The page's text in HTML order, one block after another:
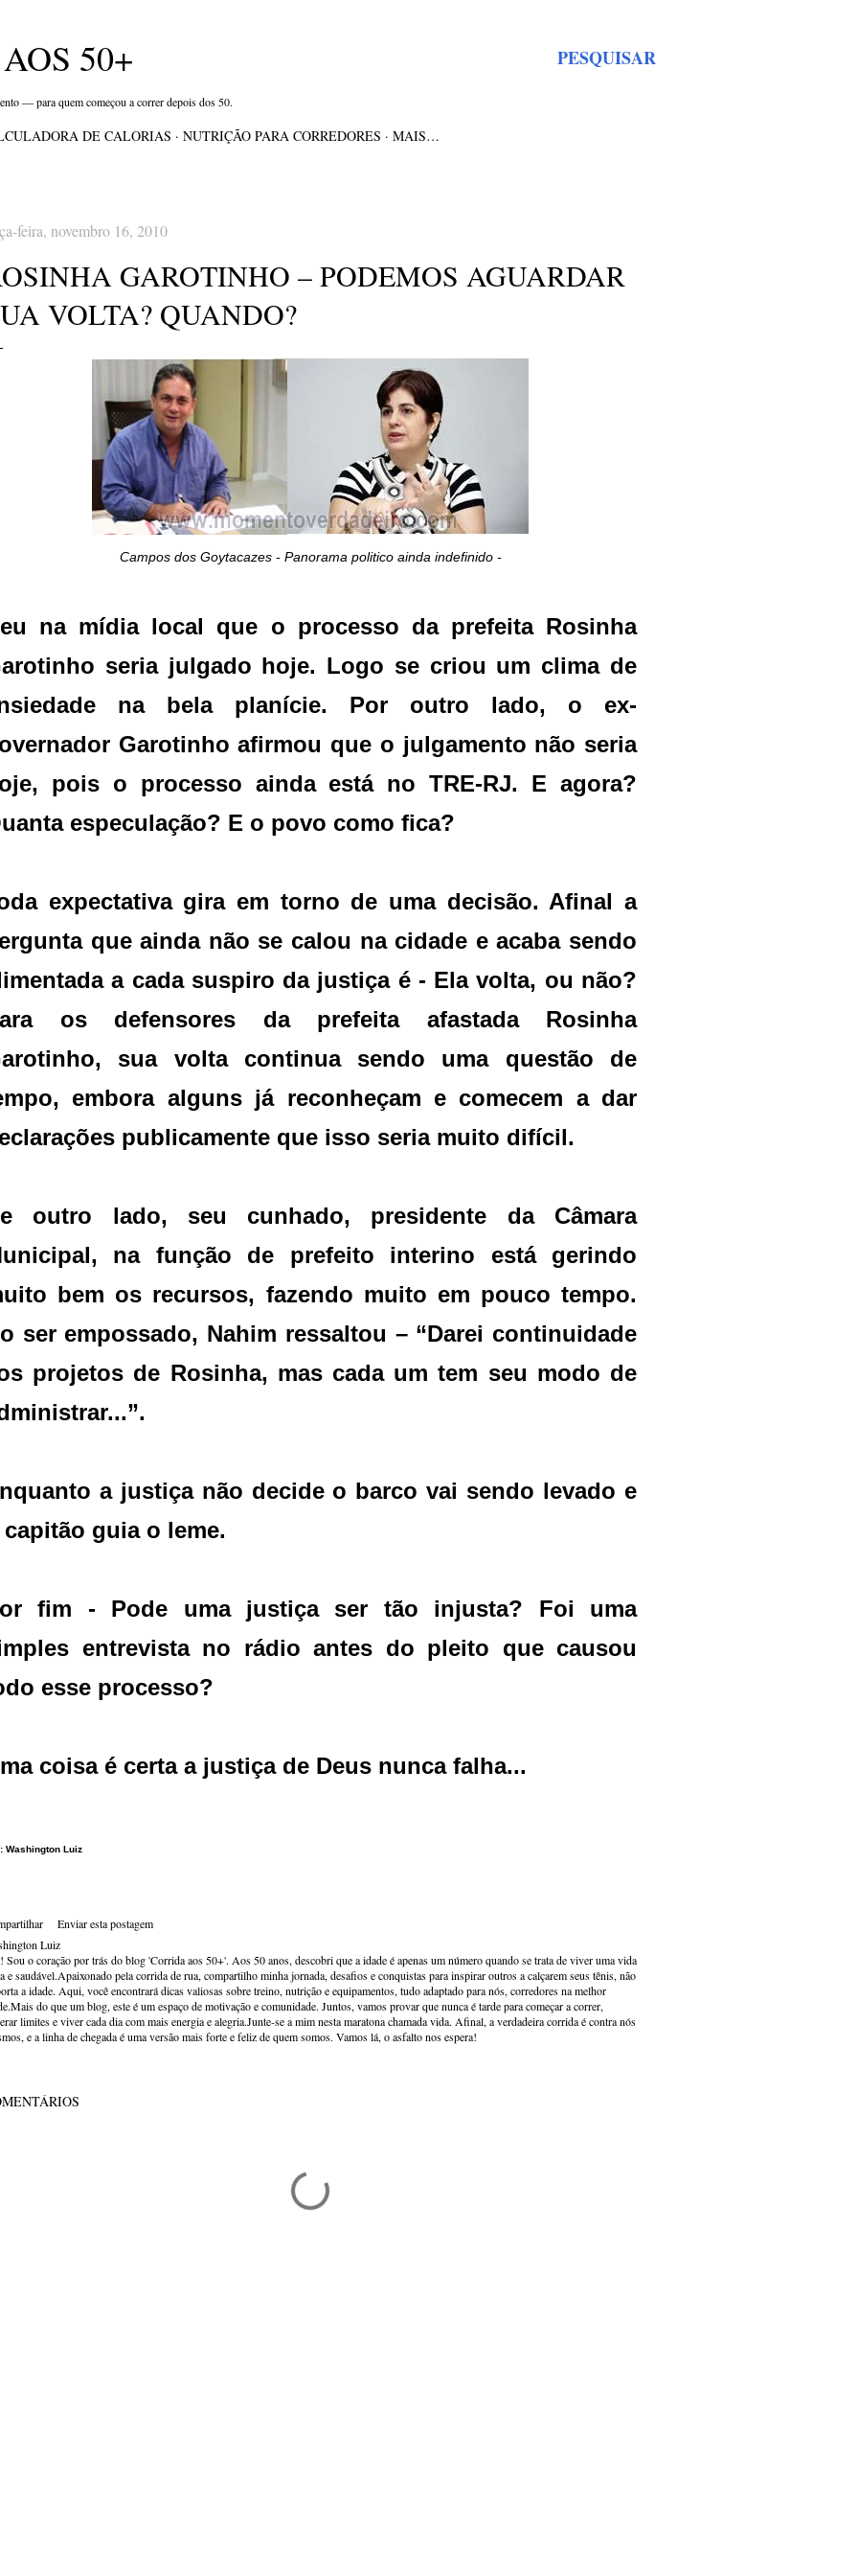
PESQUISAR
50+
— para quem começou a correr depois dos 50.
DE CALORIAS NUTRIÇÃO PARA CORREDORES MAIS…
feira, novembro 16, 2010
GAROTINHO – PODEMOS AGUARDAR
VOLTA? QUANDO?
Campos dos Goytacazes - Panorama politico ainda indefinido -
na mídia local que o processo da prefeita Rosinha
seria julgado hoje. Logo se criou um clima de
na bela planície. Por outro lado, o ex-
Garotinho afirmou que o julgamento não seria
pois o processo ainda está no TRE-RJ. E agora?
especulação? E o povo como fica?
expectativa gira em torno de uma decisão. Afinal a
que ainda não se calou na cidade e acaba sendo
a cada suspiro da justiça é - Ela volta, ou não?
os defensores da prefeita afastada Rosinha
sua volta continua sendo uma questão de
embora alguns já reconheçam e comecem a dar
publicamente que isso seria muito difícil.
outro lado, seu cunhado, presidente da Câmara
na função de prefeito interino está gerindo
bem os recursos, fazendo muito em pouco tempo.
ser empossado, Nahim ressaltou – “Darei continuidade
projetos de Rosinha, mas cada um tem seu modo de
a justiça não decide o barco vai sendo levado e
capitão guia o leme.
fim - Pode uma justiça ser tão injusta? Foi uma
entrevista no rádio antes do pleito que causou
esse processo?
coisa é certa a justiça de Deus nunca falha...
Washington Luiz
Enviar esta postagem
Luiz
Sou o coração por trás do blog 'Corrida aos 50+'. Aos 50 anos, descobri que a idade é apenas um número quando se trata de viver uma vida
e saudável.Apaixonado pela corrida de rua, compartilho minha jornada, desafios e conquistas para inspirar outros a calçarem seus tênis, não
a idade. Aqui, você encontrará dicas valiosas sobre treino, nutrição e equipamentos, tudo adaptado para nós, corredores na melhor
do que um blog, este é um espaço de motivação e comunidade. Juntos, vamos provar que nunca é tarde para começar a correr,
limites e viver cada dia com mais energia e alegria.Junte-se a mim nesta maratona chamada vida. Afinal, a verdadeira corrida é contra nós
e a linha de chegada é uma versão mais forte e feliz de quem somos. Vamos lá, o asfalto nos espera!